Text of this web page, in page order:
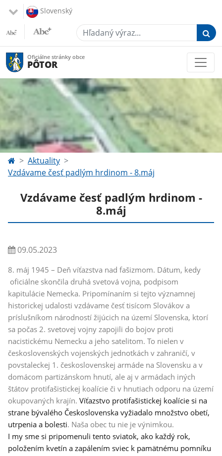
Slovenský
Hľadaný výraz...
Oficiálne stránky obce
PÔTOR
Aktuality
Vzdávame česť padlým hrdinom - 8.máj
Vzdávame česť padlým hrdinom -
8.máj
09.05.2023
8. máj 1945 – Deň víťazstva nad fašizmom. Dátum, kedy
oficiálne skončila druhá svetová vojna, podpisom
kapitulácie Nemecka. Pripomínaním si tejto významnej
historickej udalosti vzdávame česť tisícom Slovákov a
príslušníkom národností žijúcich na území Slovenska, ktorí
sa počas 2. svetovej vojny zapojili do bojov proti
nacistickému Nemecku a jeho satelitom. To nielen v
československých vojenských jednotkách v zahraničí, v
povstaleckej 1. československej armáde na Slovensku a v
domácom partizánskom hnutí, ale aj v armádach iných
štátov protifašistickej koalície či v hnutiach odporu na území
okupovaných krajín. Víťazstvo protifašistickej koalície si na
strane bývalého Československa vyžiadalo množstvo obetí,
utrpenia a bolesti. Naša obec tu nie je výnimkou.
I my sme si pripomenuli tento sviatok, ako každý rok,
položením kvetín a zapálením sviec k pamätnému pomníku